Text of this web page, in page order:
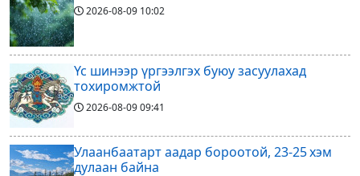
2026-08-09 10:02
Үс шинээр үргээлгэх буюу засуулахад
тохиромжтой
2026-08-0909:41
Улаанбаатарт аадар бороотой, 23-25 хэм
дулаан байна